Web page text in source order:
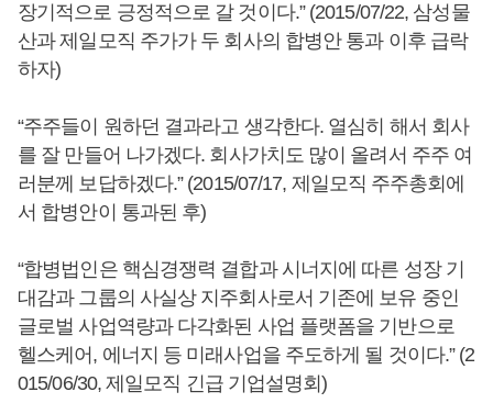
장기적으로 긍정적으로 갈 것이다.” (2015/07/22, 삼성물
산과 제일모직 주가가 두 회사의 합병안 통과 이후 급락
하자)
“주주들이 원하던 결과라고 생각한다. 열심히 해서 회사
를 잘 만들어 나가겠다. 회사가치도 많이 올려서 주주 여
러분께 보답하겠다.” (2015/07/17, 제일모직 주주총회에
서 합병안이 통과된 후)
“합병법인은 핵심경쟁력 결합과 시너지에 따른 성장 기
대감과 그룹의 사실상 지주회사로서 기존에 보유 중인
글로벌 사업역량과 다각화된 사업 플랫폼을 기반으로
헬스케어, 에너지 등 미래사업을 주도하게 될 것이다.” (2
015/06/30, 제일모직 긴급 기업설명회)